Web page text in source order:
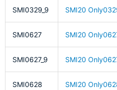
SMI0329_9 SMI20
SMI0627 SMI20
SMI0627_9 SMI20
SMI0628 SMI20